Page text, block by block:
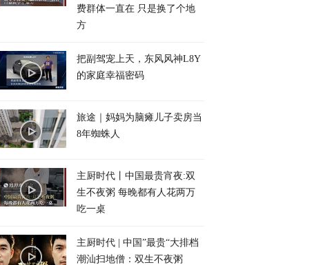
费群体一直在 只是换了个地
方
把副驾宠上天，东风风神L8Y
的家庭幸福密码
旅途｜妈妈为脑瘫儿子卖房当
8年蜘蛛人
主厨时代丨中国最贵宵夜:双
生不夜粥 每晚都有人花两万
吃一桌
主厨时代 | 中国”最贵“大排档
潮汕扫地僧：双生不夜粥